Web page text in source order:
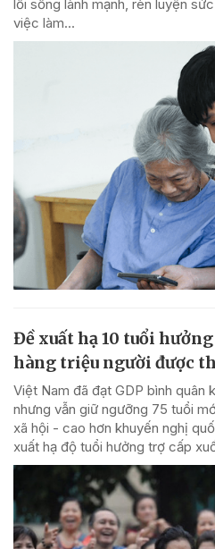
lối sống lành mạnh, rèn luyện
việc làm...
Đề xuất hạ 10 tuổi
hàng triệu người được
Việt Nam đã đạt GDP bình quân
nhưng vẫn giữ ngưỡng 75 tuổi
xã hội - cao hơn khuyến nghị
xuất hạ độ tuổi hưởng trợ cấp